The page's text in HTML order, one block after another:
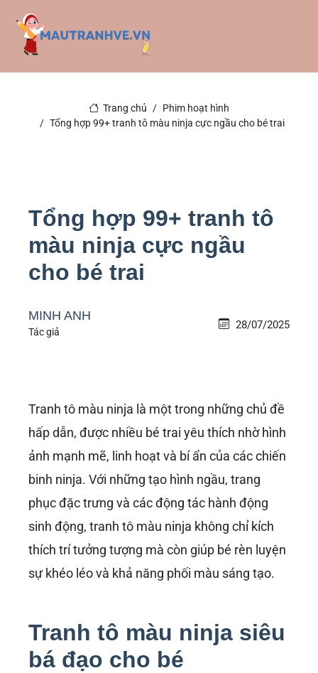
Trang chủ
Phim hoạt hình
Tổng hợp 99+ tranh tô màu ninja cực ngầu cho bé trai
Tổng hợp 99+ tranh tô
màu ninja cực ngầu
cho bé trai
MINH ANH
Tác giả
28/07/2025
Tranh tô màu ninja là một trong những chủ đề
hấp dẫn, được nhiều bé trai yêu thích nhờ hình
ảnh mạnh mẽ, linh hoạt và bí ẩn của các chiến
binh ninja. Với những tạo hình ngầu, trang
phục đặc trưng và các động tác hành động
sinh động, tranh tô màu ninja không chỉ kích
thích trí tưởng tượng mà còn giúp bé rèn luyện
sự khéo léo và khả năng phối màu sáng tạo.
Tranh tô màu ninja siêu
bá đạo cho bé